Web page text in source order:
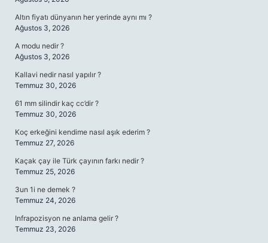
Altın fiyatı dünyanın her yerinde aynı mı ?
Ağustos 3, 2026
A modu nedir ?
Ağustos 3, 2026
Kallavi nedir nasıl yapılır ?
Temmuz 30, 2026
61 mm silindir kaç cc’dir ?
Temmuz 30, 2026
Koç erkeğini kendime nasıl aşık ederim ?
Temmuz 27, 2026
Kaçak çay ile Türk çayının farkı nedir ?
Temmuz 25, 2026
3un 1i ne demek ?
Temmuz 24, 2026
Infrapozisyon ne anlama gelir ?
Temmuz 23, 2026